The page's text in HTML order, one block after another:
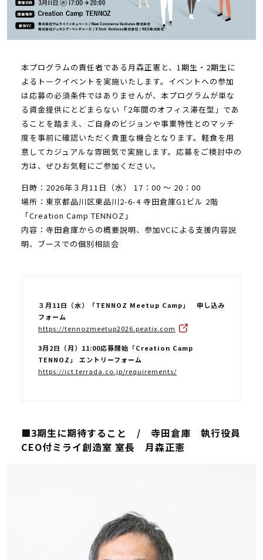
本プログラムの責任者である月森正憲と、1期生・2期生に
よるトークイベントを実施いたします。イベントへの参加
は応募の必須条件ではありませんが、本プログラムが単な
る資金提供にとどまらない「2年間のオフィス滞在型」であ
ることを踏まえ、ご自身のビジョンや事業特性とのマッチ
度を事前に確認いただく貴重な機会となります。軽食を用
意してカジュアルな雰囲気で実施します。応募をご検討中の
方は、ぜひお気軽にご参加ください。
日時：2026年３月11日（水） 17：00 〜 20：00
場所：東京都品川区東品川2-6-4 寺田倉庫G1ビル 2階
「Creation Camp TENNOZ」
内容：寺田倉庫からの概要説明、参加VCによる支援内容説
明、ブースでの個別相談会
３月11日（水）「TENNOZ Meetup Camp」 申し込み
フォーム
https://tennozmeetup2026.peatix.com
3月2日（月）11:00応募開始「Creation Camp
TENNOZ」 エントリーフォーム
https://ict.terrada.co.jp/requirements/
■3期生に期待すること / 寺田倉庫 執行役員
CEO付ミライ創造室 室長 月森正憲